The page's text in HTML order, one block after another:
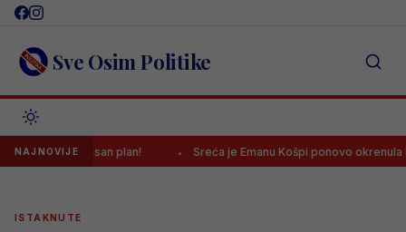
Skip
content Sve Osim Politike
NAJNOVIJE
jasan plan! Sreća je Emanu Košpi ponovo okrenula leđa
ISTAKNUTE